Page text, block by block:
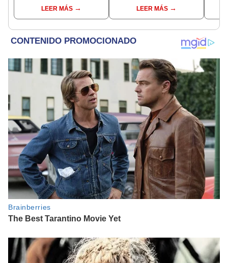
LEER MÁS
comunesLEER MÁS